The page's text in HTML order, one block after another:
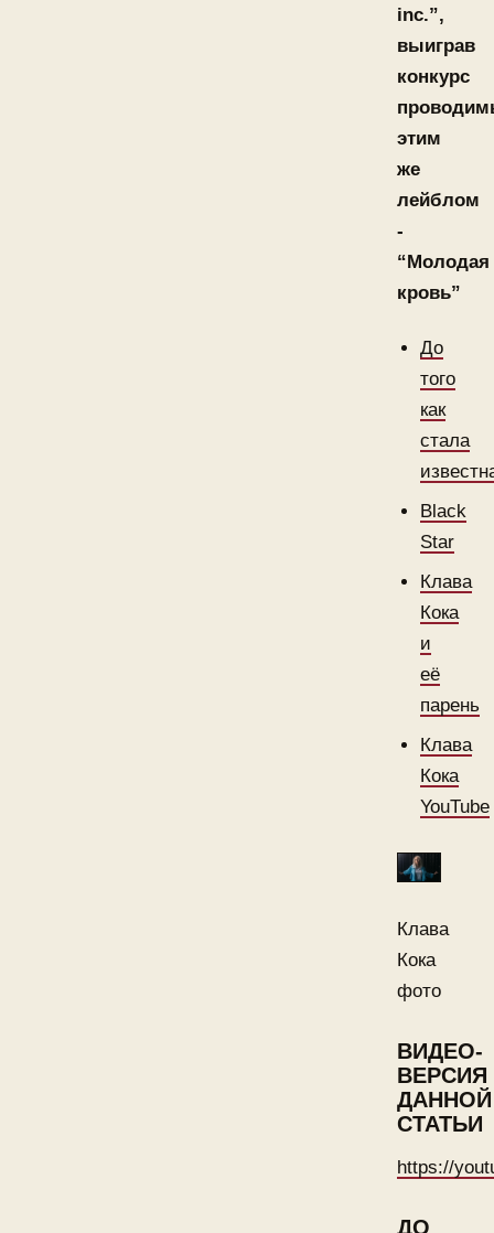
inc.”,
выиграв
конкурс
этим
же
лейблом
-
“Молодая
кровь”
До
того
как
стала
Black
Star
Клава
Кока
и
её
парень
Клава
Кока
YouTube
Клава
Кока
фото
ВИДЕО-
ВЕРСИЯ
ДАННОЙ
СТАТЬИ
https://
ДО